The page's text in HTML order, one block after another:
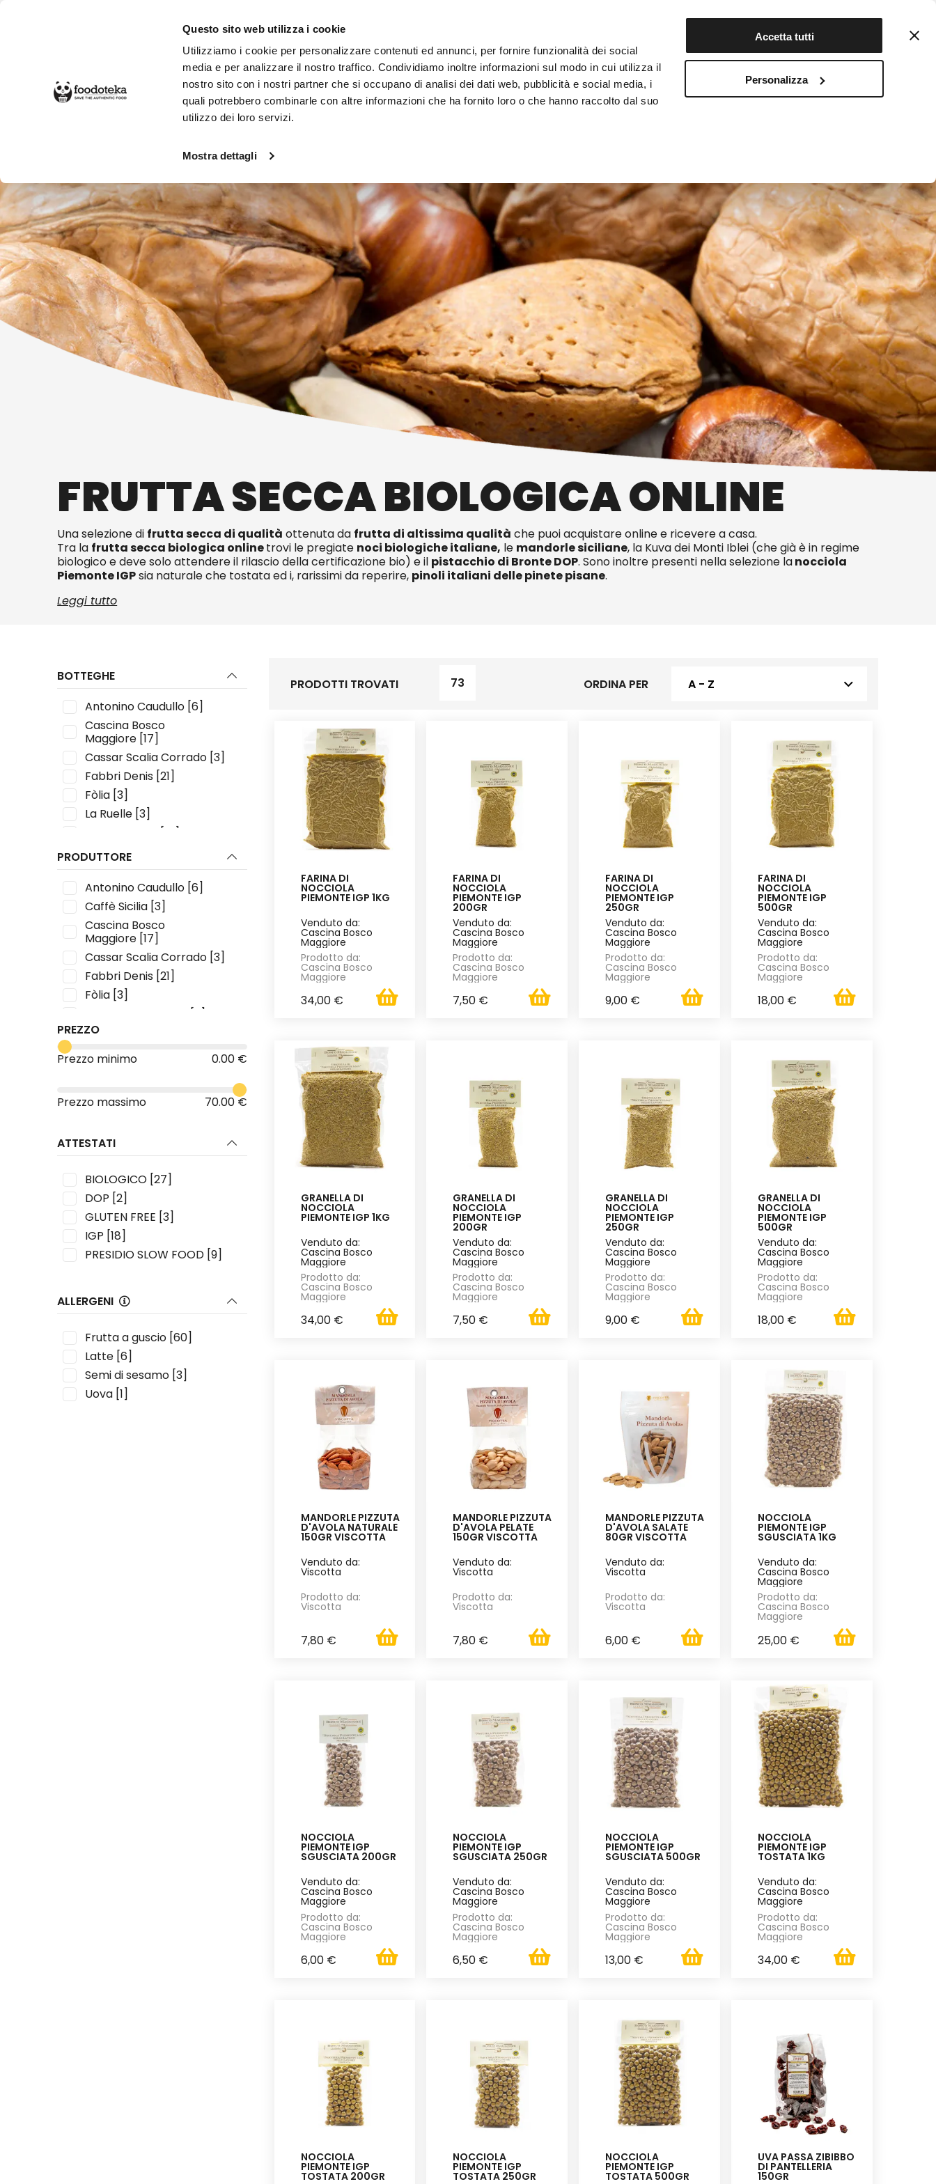
Questo sito web utilizza i cookie
Utilizziamo i cookie per personalizzare contenuti ed annunci, per fornire funzionalità dei social
media e per analizzare il nostro traffico. Condividiamo inoltre informazioni sul modo in cui utilizza il
nostro sito con i nostri partner che si occupano di analisi dei dati web, pubblicità e social media, i
quali potrebbero combinarle con altre informazioni che ha fornito loro o che hanno raccolto dal suo
utilizzo dei loro servizi.
Mostra dettagli
Accetta tutti
Personalizza
Registrati
SPESA ONLINE DA NON PERDERE LE BOTTEGHE INFOTEKA CIBO AUTENTICO
FRUTTA SECCA BIOLOGICA ONLINE
Una selezione di frutta secca di qualità ottenuta da frutta di altissima qualità che puoi acquistare online e ricevere a casa.
Tra la frutta secca biologica onlinetrovi le pregiate noci biologiche italiane, le mandorle siciliane, la Kuva dei Monti Iblei (che già è in regime
biologico e deve solo attendere il rilascio della certificazione bio) e il pistacchio di Bronte DOP. Sono inoltre presenti nella selezione lanocciola
Piemonte IGPsia naturale che tostata ed i, rarissimi da reperire, pinoli italiani delle pinete pisane.
Leggi tutto
BOTTEGHE
Antonino Caudullo [6]
Cascina Bosco
Maggiore [17]
Cassar Scalia Corrado [3]
Fabbri Denis [21]
Fòlia [3]
La Ruelle [3]
[15]
Resilea Aps
Viscotta[4]
PRODUTTORE
Antonino Caudullo [6]
Caffè Sicilia [3]
Cascina Bosco
Maggiore [17]
Cassar Scalia Corrado [3]
Fabbri Denis [21]
Fòlia [3]
[2]
La Nicchia
La Ruelle
Viscotta[4]
PREZZO
Prezzo minimo
0.00 €
Prezzo massimo 70.00 €
ATTESTATI
BIOLOGICO [27]
DOP [2]
GLUTEN FREE [3]
IGP [18]
PRESIDIO SLOW FOOD [9]
ALLERGENI
Frutta a guscio [60]
Latte [6]
Semi di sesamo [3]
Uova [1]
PRODOTTI TROVATI 73 ORDINA PER A - Z
FARINA DI
NOCCIOLA
PIEMONTE IGP 1KG
Venduto da:
Cascina Bosco
Maggiore
Prodotto da:
Cascina Bosco
Maggiore
34,00 €
FARINA DI
NOCCIOLA
PIEMONTE IGP
200GR
Venduto da:
Cascina Bosco
Maggiore
Prodotto da:
Cascina Bosco
Maggiore
7,50 €
FARINA DI
NOCCIOLA
PIEMONTE IGP
250GR
Venduto da:
Cascina Bosco
Maggiore
Prodotto da:
Cascina Bosco
Maggiore
9,00 €
FARINA DI
NOCCIOLA
PIEMONTE IGP
500GR
Venduto da:
Cascina Bosco
Maggiore
Prodotto da:
Cascina Bosco
Maggiore
18,00 €
GRANELLA DI
NOCCIOLA
PIEMONTE IGP 1KG
Venduto da:
Cascina Bosco
Maggiore
Prodotto da:
Cascina Bosco
Maggiore
34,00 €
GRANELLA DI
NOCCIOLA
PIEMONTE IGP
200GR
Venduto da:
Cascina Bosco
Maggiore
Prodotto da:
Cascina Bosco
Maggiore
7,50 €
GRANELLA DI
NOCCIOLA
PIEMONTE IGP
250GR
Venduto da:
Cascina Bosco
Maggiore
Prodotto da:
Cascina Bosco
Maggiore
9,00 €
GRANELLA DI
NOCCIOLA
PIEMONTE IGP
500GR
Venduto da:
Cascina Bosco
Maggiore
Prodotto da:
Cascina Bosco
Maggiore
18,00 €
MANDORLE PIZZUTA
D'AVOLA NATURALE
150GR VISCOTTA
Venduto da:
Viscotta
Prodotto da:
Viscotta
7,80 €
MANDORLE PIZZUTA
D'AVOLA PELATE
150GR VISCOTTA
Venduto da:
Viscotta
Prodotto da:
Viscotta
7,80 €
MANDORLE PIZZUTA
D'AVOLA SALATE
80GR VISCOTTA
Venduto da:
Viscotta
Prodotto da:
Viscotta
6,00 €
NOCCIOLA
PIEMONTE IGP
SGUSCIATA 1KG
Venduto da:
Cascina Bosco
Maggiore
Prodotto da:
Cascina Bosco
Maggiore
25,00 €
NOCCIOLA
PIEMONTE IGP
SGUSCIATA 200GR
Venduto da:
Cascina Bosco
Maggiore
Prodotto da:
Cascina Bosco
Maggiore
6,00 €
NOCCIOLA
PIEMONTE IGP
SGUSCIATA 250GR
Venduto da:
Cascina Bosco
Maggiore
Prodotto da:
Cascina Bosco
Maggiore
6,50 €
NOCCIOLA
PIEMONTE IGP
SGUSCIATA 500GR
Venduto da:
Cascina Bosco
Maggiore
Prodotto da:
Cascina Bosco
Maggiore
13,00 €
NOCCIOLA
PIEMONTE IGP
TOSTATA 1KG
Venduto da:
Cascina Bosco
Maggiore
Prodotto da:
Cascina Bosco
Maggiore
34,00 €
NOCCIOLA
PIEMONTE IGP
TOSTATA 200GR
NOCCIOLA
PIEMONTE IGP
TOSTATA 250GR
NOCCIOLA
PIEMONTE IGP
TOSTATA 500GR
UVA PASSA ZIBIBBO
DI PANTELLERIA
150GR